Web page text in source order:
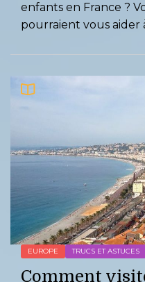
enfants en France ?
pourraient vous aider
EUROPE TRUCS ET ASTUCES
Comment